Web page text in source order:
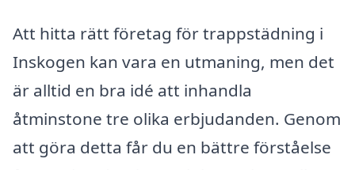
Att hitta rätt företag för trappstädning i
Inskogen kan vara en utmaning, men det
är alltid en bra idé att inhandla
åtminstone tre olika erbjudanden. Genom
att göra detta får du en bättre förståelse